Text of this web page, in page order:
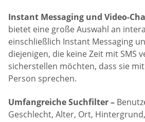
Instant Messaging und Video-
bietet eine große Auswahl an
einschließlich Instant Messaging
diejenigen, die keine Zeit mit SMS
sicherstellen möchten, dass sie
Person sprechen.
Umfangreiche Suchfilter –
Geschlecht, Alter, Ort,